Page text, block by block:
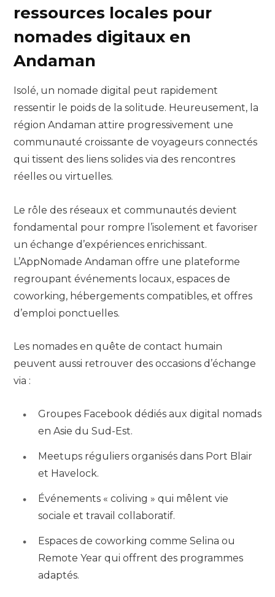
ressources locales pour
nomades digitaux en
Andaman
Isolé, un nomade digital peut rapidement
ressentir le poids de la solitude. Heureusement, la
région Andaman attire progressivement une
communauté croissante de voyageurs connectés
qui tissent des liens solides via des rencontres
réelles ou virtuelles.
Le rôle des réseaux et communautés devient
fondamental pour rompre l’isolement et favoriser
un échange d’expériences enrichissant.
L’AppNomade Andaman offre une plateforme
regroupant événements locaux, espaces de
coworking, hébergements compatibles, et offres
d’emploi ponctuelles.
Les nomades en quête de contact humain
peuvent aussi retrouver des occasions d’échange
via :
Groupes Facebook dédiés aux digital nomads
en Asie du Sud-Est.
Meetups réguliers organisés dans Port Blair
et Havelock.
Événements « coliving » qui mêlent vie
sociale et travail collaboratif.
Espaces de coworking comme Selina ou
Remote Year qui offrent des programmes
adaptés.